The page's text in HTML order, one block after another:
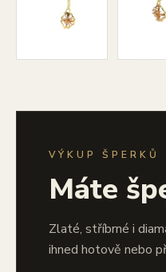
VÝKUP ŠPERKŮ
Máte
Zlaté, stříbrné i
ihned hotově nebo